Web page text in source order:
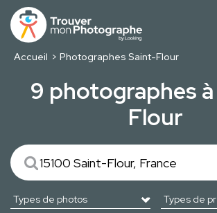
Accueil Photographes Saint-Flour
9 photographes
Flour